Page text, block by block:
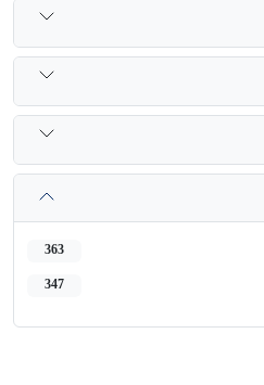
363
347